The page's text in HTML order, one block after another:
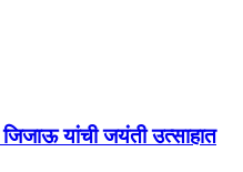
यांची जयंती उत्साहात